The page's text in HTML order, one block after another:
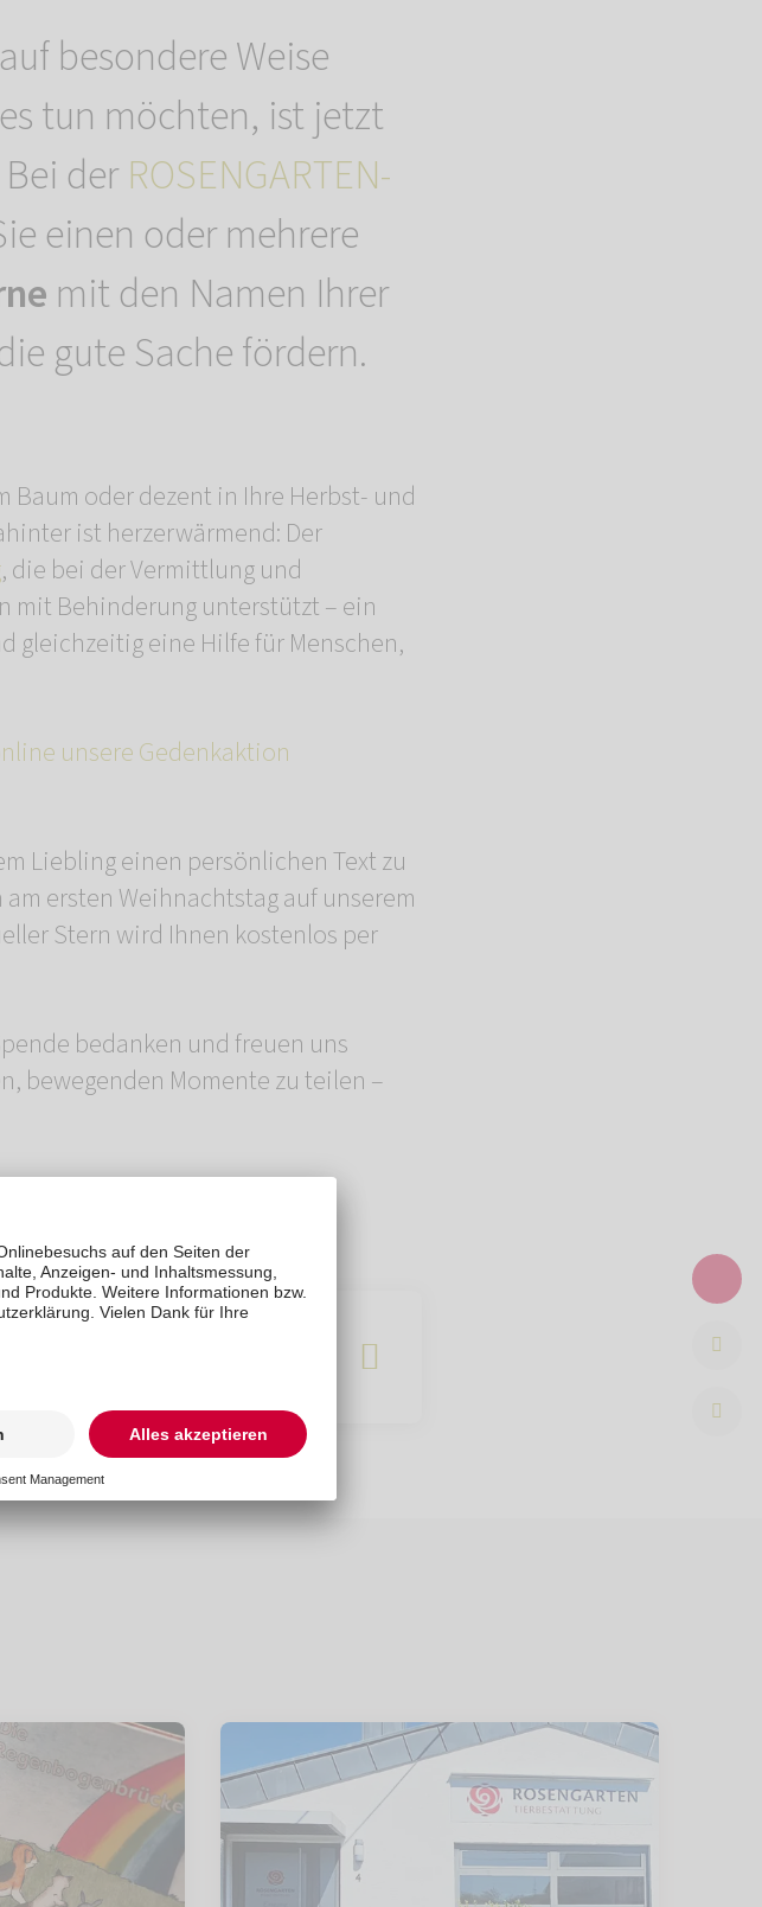
besondere Weise
tun möchten, ist jetzt
der ROSENGARTEN-
einen oder mehrere
mit den Namen Ihrer
gute Sache fördern.
Baum oder dezent in Ihre Herbst- und
ist herzerwärmend: Der
, die bei der Vermittlung und
mit Behinderung unterstützt – ein
gleichzeitig eine Hilfe für Menschen,
unsere Gedenkaktion
Liebling einen persönlichen Text zu
ersten Weihnachtstag auf unserem
Stern wird Ihnen kostenlos per
bedanken und freuen uns
bewegenden Momente zu teilen –